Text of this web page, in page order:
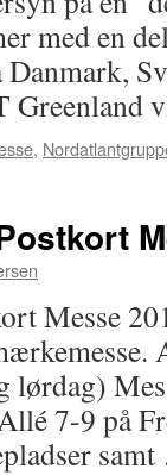
med en
Danmark,
,
Messe
lørdag)
7-9 på